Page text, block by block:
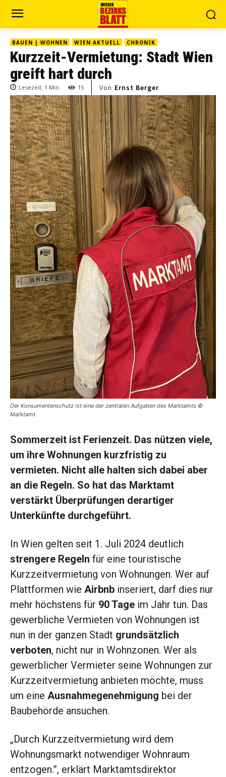
BAUEN | WOHNEN WIEN AKTUELL CHRONIK
Kurzzeit-Vermietung: Stadt Wien
greift hart durch
Lesezeit: 1 Min. 15 Von Ernst Berger
Der Konsumentenschutz ist eine der zentralen Aufgaben des Marktamts ©
Marktamt
Sommerzeit ist Ferienzeit. Das nützen viele,
um ihre Wohnungen kurzfristig zu
vermieten. Nicht alle halten sich dabei aber
an die Regeln. So hat das Marktamt
verstärkt Überprüfungen derartiger
Unterkünfte durchgeführt.
In Wien gelten seit 1. Juli 2024 deutlich
strengere Regeln für eine touristische
Kurzzeitvermietung von Wohnungen. Wer auf
Plattformen wie Airbnb inseriert, darf dies nur
mehr höchstens für 90 Tage im Jahr tun. Das
gewerbliche Vermieten von Wohnungen ist
nun in der ganzen Stadt grundsätzlich
verboten, nicht nur in Wohnzonen. Wer als
gewerblicher Vermieter seine Wohnungen zur
Kurzzeitvermietung anbieten möchte, muss
um eine Ausnahmegenehmigung bei der
Baubehörde ansuchen.
„Durch Kurzzeitvermietung wird dem
Wohnungsmarkt notwendiger Wohnraum
entzogen.”, erklärt Marktamtsdirektor